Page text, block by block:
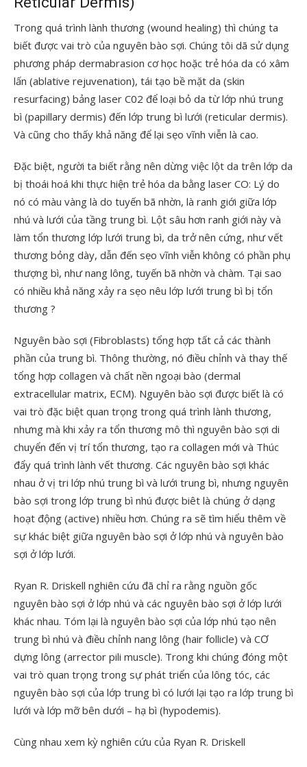
Trong quá trình lành thương (wound healing) thì chúng ta
biết được vai trò của nguyên bào sợi. Chúng tôi dã sử dụng
phương pháp dermabrasion cơ học hoặc trẻ hóa da có xâm
lấn (ablative rejuvenation), tái tạo bề mặt da (skin
resurfacing) bảng laser C02 để loại bỏ da từ lớp nhú trung
bì (papillary dermis) đến lớp trung bì lưới (reticular dermis).
Và cũng cho thấy khả năng để lại sẹo vĩnh viễn là cao.
Đặc biệt, người ta biết rằng nên dừng việc lột da trên lớp da
bị thoái hoá khi thực hiện trẻ hóa da bằng laser CO: Lý do
nó có màu vàng là do tuyến bã nhờn, là ranh giới giữa lớp
nhú và lưới của tầng trung bì. Lột sâu hơn ranh giới này và
làm tổn thương lớp lưới trung bì, da trở nên cứng, như vết
thương bỏng dày, dẫn đến sẹo vĩnh viễn không có phần phụ
thượng bì, như nang lông, tuyến bã nhờn và chàm. Tại sao
có nhiều khả năng xảy ra sẹo nêu lớp lưới trung bì bị tổn
thương ?
Nguyên bào sợi (Fibroblasts) tổng hợp tất cả các thành
phần của trung bì. Thông thường, nó điều chỉnh và thay thế
tổng hợp collagen và chất nền ngoại bào (dermal
extracellular matrix, ECM). Nguyên bào sợi được biết là có
vai trò đặc biệt quan trọng trong quá trình lành thương,
nhưng mà khi xảy ra tổn thương mô thì nguyên bào sợi di
chuyển đến vị trí tổn thương, tạo ra collagen mới và Thúc
đẩy quá trình lành vết thương. Các nguyên bào sợi khác
nhau ở vị tri lớp nhú trung bì và lưới trung bì, nhưng nguyên
bào sợi trong lớp trung bì nhú được biêt là chúng ở dạng
hoạt động (active) nhiều hơn. Chúng ra sẽ tìm hiểu thêm về
sự khác biệt giữa nguyên bào sợi ở lớp nhú và nguyên bào
sợi ở lớp lưới.
Ryan R. Driskell nghiên cứu đã chỉ ra rằng nguồn gốc
nguyên bào sợi ở lớp nhú và các nguyên bào sợi ở lớp lưới
khác nhau. Tóm lại là nguyên bào sợi của lớp nhú tạo nên
trung bì nhú và điều chỉnh nang lông (hair follicle) và CƠ
dựng lông (arrector pili muscle). Trong khi chúng đóng một
vai trò quan trọng trong sự phát triển của lông tóc, các
nguyên bào sợi của lớp trung bì có lưới lại tạo ra lớp trung bì
lưới và lớp mỡ bên dưới – hạ bì (hypodemis).
Cùng nhau xem kỳ nghiên cứu của Ryan R. Driskell